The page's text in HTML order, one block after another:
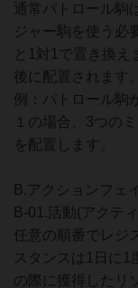
通常パトロール駒
ジャー駒を使う必
と1対1で置き換え
後に配置されます。
例：パトロール駒
１の場合、3つの
を配置します。
B.アクションフェ
B-01.活動(アクテ
任意の順番でレジ
スタンスは1日に1
の際に獲得したリ